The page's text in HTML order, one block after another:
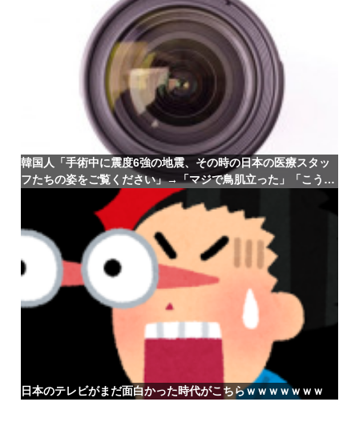
韓国人「手術中に震度6強の地震、その時の日本の医療スタッ
フたちの姿をご覧ください」→「マジで鳥肌立った」「こうい
う姿は韓国も見習わないと」「あんな状況なら日本だけではな
く韓国の医療関係者も同じように行動したはずだ」【熊本地
震】
日本のテレビがまだ面白かった時代がこちらｗｗｗｗｗｗｗ